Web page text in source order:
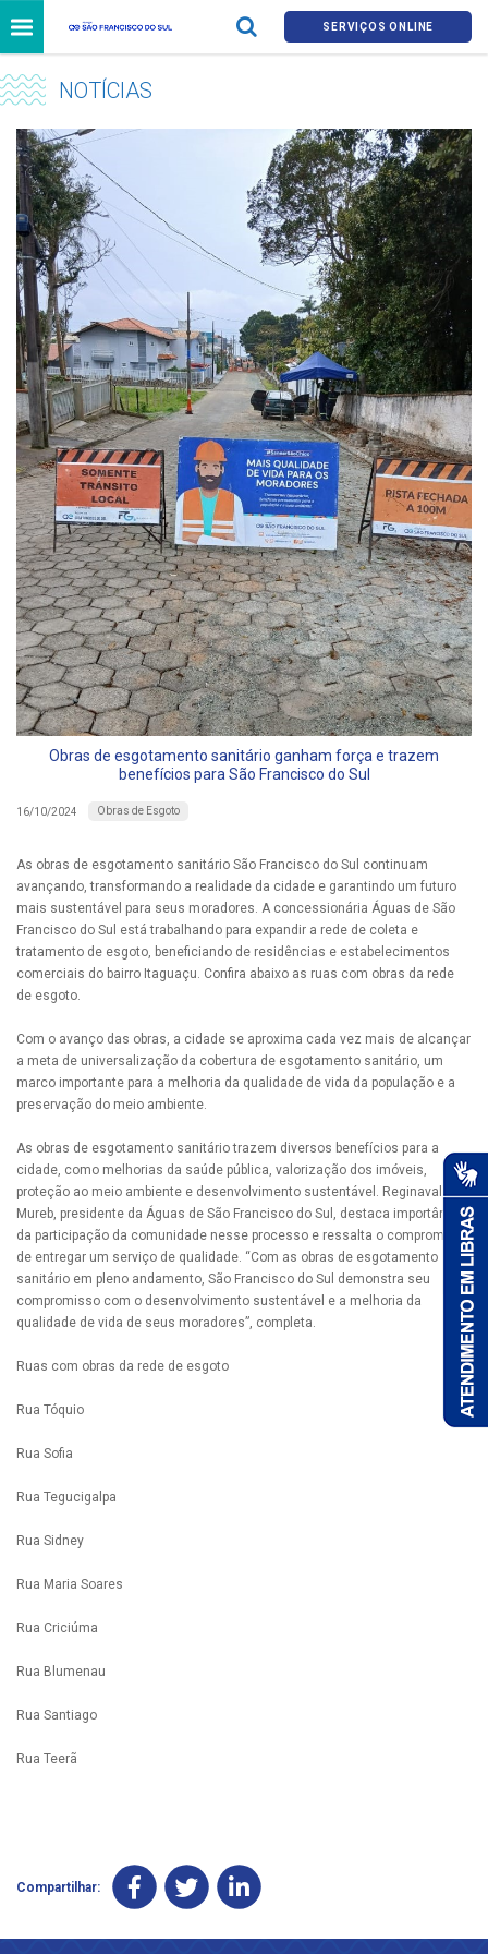
SERVIÇOS ONLINE
NOTÍCIAS
Obras de esgotamento sanitário ganham força e trazem
benefícios para São Francisco do Sul
16/10/2024 Obras de Esgoto
As obras de esgotamento sanitário São Francisco do Sul continuam
avançando, transformando a realidade da cidade e garantindo um futuro
mais sustentável para seus moradores. A concessionária Águas de São
Francisco do Sul está trabalhando para expandir a rede de coleta e
tratamento de esgoto, beneficiando de residências e estabelecimentos
comerciais do bairro Itaguaçu. Confira abaixo as ruas com obras da rede
de esgoto.
Com o avanço das obras, a cidade se aproxima cada vez mais de alcançar
a meta de universalização da cobertura de esgotamento sanitário, um
marco importante para a melhoria da qualidade de vida da população e a
preservação do meio ambiente.
As obras de esgotamento sanitário trazem diversos benefícios para a
cidade, como melhorias da saúde pública, valorização dos imóveis,
proteção ao meio ambiente e desenvolvimento sustentável. Reginaval
Mureb, presidente da Águas de São Francisco do Sul, destaca importância
da participação da comunidade nesse processo e ressalta o compromisso
de entregar um serviço de qualidade. “Com as obras de esgotamento
sanitário em pleno andamento, São Francisco do Sul demonstra seu
compromisso com o desenvolvimento sustentável e a melhoria da
qualidade de vida de seus moradores”, completa.
Ruas com obras da rede de esgoto
Rua Tóquio
Rua Sofia
Rua Tegucigalpa
Rua Sidney
Rua Maria Soares
Rua Criciúma
Rua Blumenau
Rua Santiago
Rua Teerã
Compartilhar: